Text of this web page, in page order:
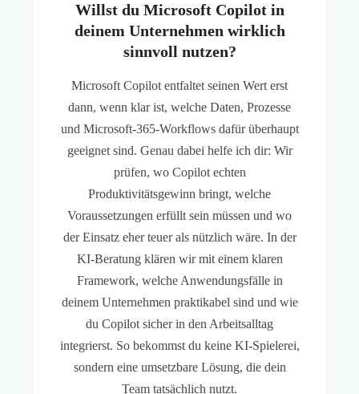
Willst du Microsoft Copilot in
deinem Unternehmen wirklich
sinnvoll nutzen?
Microsoft Copilot entfaltet seinen Wert erst
dann, wenn klar ist, welche Daten, Prozesse
und Microsoft-365-Workflows dafür überhaupt
geeignet sind. Genau dabei helfe ich dir: Wir
prüfen, wo Copilot echten
Produktivitätsgewinn bringt, welche
Voraussetzungen erfüllt sein müssen und wo
der Einsatz eher teuer als nützlich wäre. In der
KI-Beratung klären wir mit einem klaren
Framework, welche Anwendungsfälle in
deinem Unternehmen praktikabel sind und wie
du Copilot sicher in den Arbeitsalltag
integrierst. So bekommst du keine KI-Spielerei,
sondern eine umsetzbare Lösung, die dein
Team tatsächlich nutzt.